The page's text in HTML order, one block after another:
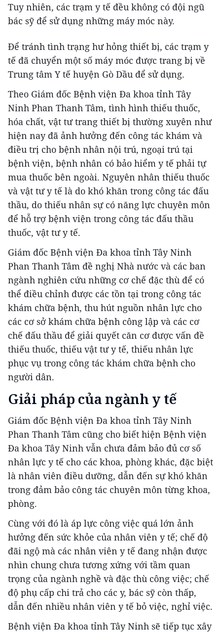
Tuy nhiên, các trạm y tế đều không có đội ngũ
bác sỹ để sử dụng những máy móc này.
Để tránh tình trạng hư hỏng thiết bị, các trạm y
tế đã chuyển một số máy móc được trang bị về
Trung tâm Y tế huyện Gò Dầu để sử dụng.
Theo Giám đốc Bệnh viện Đa khoa tỉnh Tây
Ninh Phan Thanh Tâm, tình hình thiếu thuốc,
hóa chất, vật tư trang thiết bị thường xuyên như
hiện nay đã ảnh hưởng đến công tác khám và
điều trị cho bệnh nhân nội trú, ngoại trú tại
bệnh viện, bệnh nhân có bảo hiểm y tế phải tự
mua thuốc bên ngoài. Nguyên nhân thiếu thuốc
và vật tư y tế là do khó khăn trong công tác đấu
thầu, do thiếu nhân sự có năng lực chuyên môn
để hỗ trợ bệnh viện trong công tác đấu thầu
thuốc, vật tư y tế.
Giám đốc Bệnh viện Đa khoa tỉnh Tây Ninh
Phan Thanh Tâm đề nghị Nhà nước và các ban
ngành nghiên cứu những cơ chế đặc thù để có
thể điều chỉnh được các tồn tại trong công tác
khám chữa bệnh, thu hút nguồn nhân lực cho
các cơ sở khám chữa bệnh công lập và các cơ
chế đấu thầu để giải quyết căn cơ được vấn đề
thiếu thuốc, thiếu vật tư y tế, thiếu nhân lực
phục vụ trong công tác khám chữa bệnh cho
người dân.
Giải pháp của ngành y tế
Giám đốc Bệnh viện Đa khoa tỉnh Tây Ninh
Phan Thanh Tâm cũng cho biết hiện Bệnh viện
Đa khoa Tây Ninh vẫn chưa đảm bảo đủ cơ số
nhân lực y tế cho các khoa, phòng khác, đặc biệt
là nhân viên điều dưỡng, dẫn đến sự khó khăn
trong đảm bảo công tác chuyên môn từng khoa,
phòng.
Cùng với đó là áp lực công việc quá lớn ảnh
hưởng đến sức khỏe của nhân viên y tế; chế độ
đãi ngộ mà các nhân viên y tế đang nhận được
nhìn chung chưa tương xứng với tầm quan
trọng của ngành nghề và đặc thù công việc; chế
độ phụ cấp chi trả cho các y, bác sỹ còn thấp,
dẫn đến nhiều nhân viên y tế bỏ việc, nghỉ việc.
Bệnh viện Đa khoa tỉnh Tây Ninh sẽ tiếp tục xây